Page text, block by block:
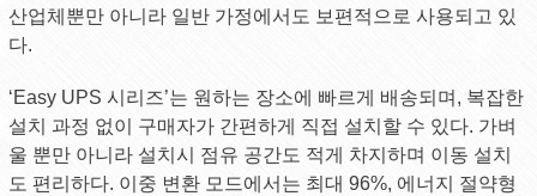
산업체뿐만 아니라 일반 가정에서도 보편적으로 사용되고 있
다.
‘Easy UPS 시리즈’는 원하는 장소에 빠르게 배송되며, 복잡한
설치 과정 없이 구매자가 간편하게 직접 설치할 수 있다. 가벼
울 뿐만 아니라 설치시 점유 공간도 적게 차지하며 이동 설치
도 편리하다. 이중 변환 모드에서는 최대 96%, 에너지 절약형